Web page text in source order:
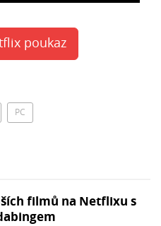
poukaz
PC
filmů na Netflixu s